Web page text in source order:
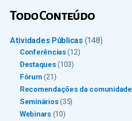
Todo Conteúdo
Atividades Públicas(148)
Conferências(12)
Destaques(103)
Fórum (21)
Recomendações da comunidade
Seminários(35)
Webinars(10)